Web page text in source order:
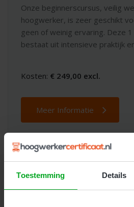
Toestemming Details
Onze beginnerscursus, veilig
hoogwerker, is zeer geschikt
geen of weinig ervaring. Deze
bestaat uit intensieve praktijk
Kosten: € 249,00 excl.
Meer Informatie
Dé beste keuze